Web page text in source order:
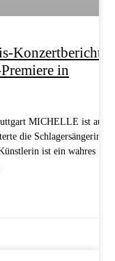
Konzertbericht
in
MICHELLE ist auf
die Schlagersängerin
ist ein wahres